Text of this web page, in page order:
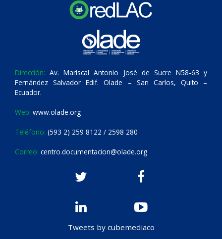
Dirección: Av. Mariscal Antonio José de Sucre N58-63 y
Fernández Salvador Edif. Olade – San Carlos, Quito –
Ecuador.
Web: www.olade.org
Teléfono: (593 2) 259 8122 / 2598 280
Correo: centro.documentacion@olade.org
Tweets by cubemediaco